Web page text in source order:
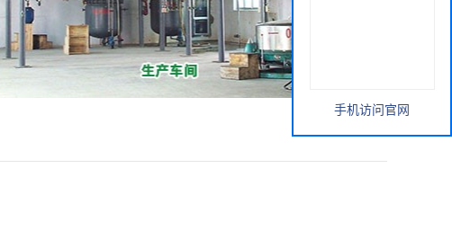
手机访问官网